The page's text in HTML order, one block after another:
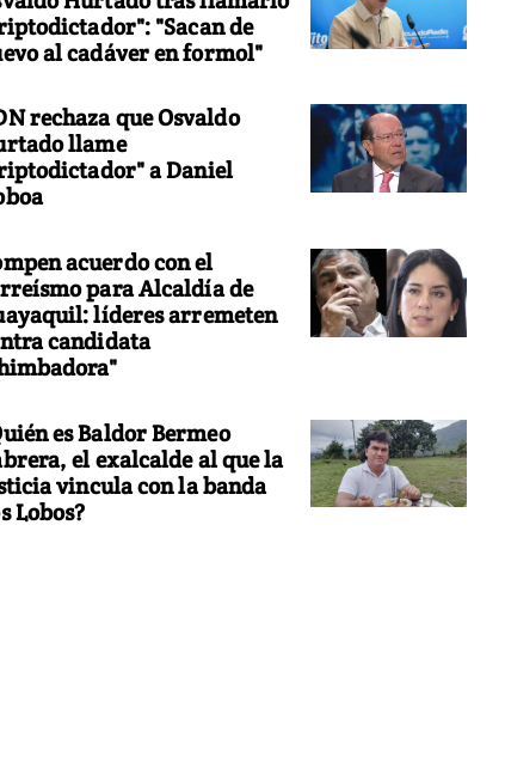
"Sacan de
al cadáver en formol"
rechaza que Osvaldo
llame
a Daniel
acuerdo con el
para Alcaldía de
líderes arremeten
candidata
es Baldor Bermeo
el exalcalde al que la
vincula con la banda
Lobos?